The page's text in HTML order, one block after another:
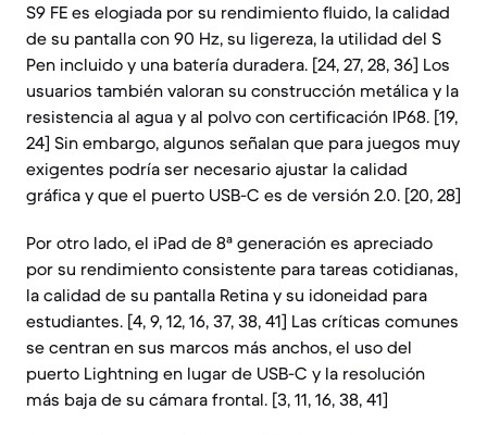
S9 FE es elogiada por su rendimiento fluido, la calidad
de su pantalla con 90 Hz, su ligereza, la utilidad del S
Pen incluido y una batería duradera. [24, 27, 28, 36] Los
usuarios también valoran su construcción metálica y la
resistencia al agua y al polvo con certificación IP68. [19,
24] Sin embargo, algunos señalan que para juegos muy
exigentes podría ser necesario ajustar la calidad
gráfica y que el puerto USB-C es de versión 2.0. [20, 28]
Por otro lado, el iPad de 8ª generación es apreciado
por su rendimiento consistente para tareas cotidianas,
la calidad de su pantalla Retina y su idoneidad para
estudiantes. [4, 9, 12, 16, 37, 38, 41] Las críticas comunes
se centran en sus marcos más anchos, el uso del
puerto Lightning en lugar de USB-C y la resolución
más baja de su cámara frontal. [3, 11, 16, 38, 41]